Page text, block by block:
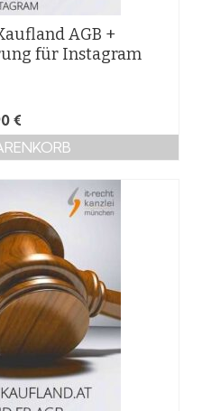
AGB +
für Instagram
€